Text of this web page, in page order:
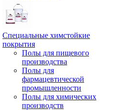
Специальные химстойкие
покрытия
Полы для пищевого
производства
Полы для
фармацевтической
промышленности
Полы для химических
производств